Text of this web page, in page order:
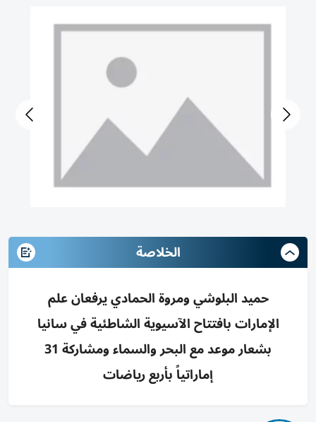
الخلاصة
حميد البلوشي ومروة الحمادي يرفعان علم
الإمارات بافتتاح الآسيوية الشاطئية في سانيا
بشعار موعد مع البحر والسماء ومشاركة 31
إماراتياً بأربع رياضات